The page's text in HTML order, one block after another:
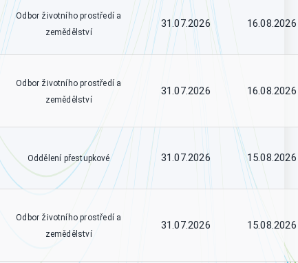
Odbor životního prostředí a
zemědělství
31.07.2026 16.08.2026
Odbor životního prostředí a
zemědělství
31.07.2026 16.08.2026
Oddělení přestupkové 31.07.2026 15.08.2026
Odbor životního prostředí a
zemědělství
31.07.2026 15.08.2026